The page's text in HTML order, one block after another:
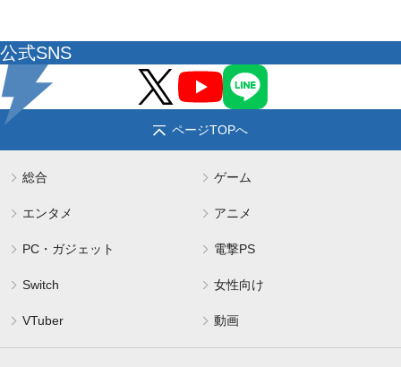
公式SNS
ページTOPへ
総合 ゲーム
エンタメ アニメ
PC・ガジェット 電撃PS
Switch 女性向け
VTuber 動画